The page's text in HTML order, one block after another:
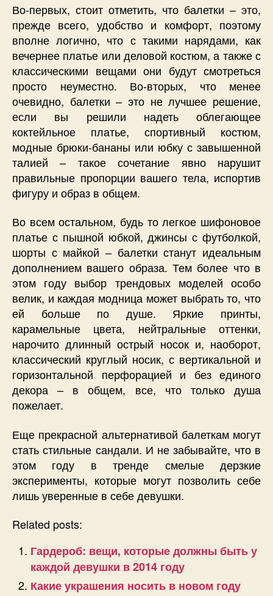
Во-первых, стоит отметить, что балетки – это,
прежде всего, удобство и комфорт, поэтому
вполне логично, что с такими нарядами, как
вечернее платье или деловой костюм, а также с
классическими вещами они будут смотреться
просто неуместно. Во-вторых, что менее
очевидно, балетки – это не лучшее решение,
если вы решили надеть облегающее
коктейльное платье, спортивный костюм,
модные брюки-бананы или юбку с завышенной
талией – такое сочетание явно нарушит
правильные пропорции вашего тела, испортив
фигуру и образ в общем.
Во всем остальном, будь то легкое шифоновое
платье с пышной юбкой, джинсы с футболкой,
шорты с майкой – балетки станут идеальным
дополнением вашего образа. Тем более что в
этом году выбор трендовых моделей особо
велик, и каждая модница может выбрать то, что
ей больше по душе. Яркие принты,
карамельные цвета, нейтральные оттенки,
нарочито длинный острый носок и, наоборот,
классический круглый носик, с вертикальной и
горизонтальной перфорацией и без единого
декора – в общем, все, что только душа
пожелает.
Еще прекрасной альтернативой балеткам могут
стать стильные сандали. И не забывайте, что в
этом году в тренде смелые дерзкие
эксперименты, которые могут позволить себе
лишь уверенные в себе девушки.
Related posts:
Гардероб: вещи, которые должны быть у
каждой девушки в 2014 году
Какие украшения носить в новом году